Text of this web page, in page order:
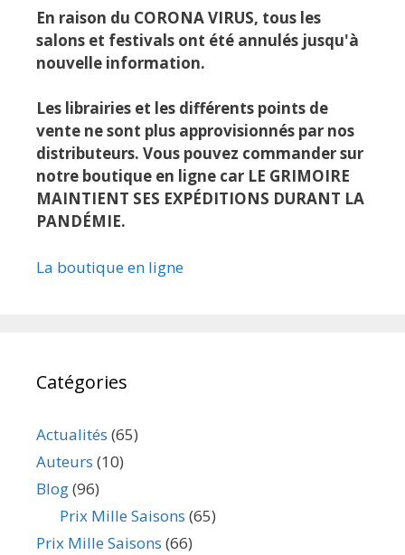
En raison du CORONA VIRUS, tous les
salons et festivals ont été annulés jusqu'à
nouvelle information.
Les librairies et les différents points de
vente ne sont plus approvisionnés par nos
distributeurs. Vous pouvez commander sur
notre boutique en ligne car LE GRIMOIRE
MAINTIENT SES EXPÉDITIONS DURANT LA
PANDÉMIE.
La boutique en ligne
Catégories
Actualités (65)
Auteurs (10)
Blog(96)
Prix Mille Saisons (65)
Prix Mille Saisons (66)